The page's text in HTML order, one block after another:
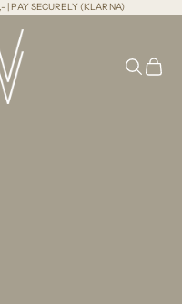
| PAY SECURELY (KLARNA)
Zoeken